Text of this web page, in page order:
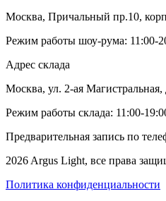
Москва, Причальный пр.10,
Режим работы шоу-рума: 11:00-
Адрес склада
Москва, ул. 2-ая
Режим работы склада: 11:00-
Предварительная запись по
2026 Argus Light, все права
Политика конфиденциальности